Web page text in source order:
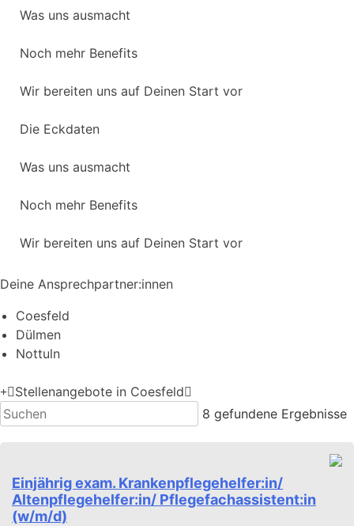
Was uns ausmacht
Noch mehr Benefits
Wir bereiten uns auf Deinen Start vor
Die Eckdaten
Was uns ausmacht
Noch mehr Benefits
Wir bereiten uns auf Deinen Start vor
Deine Ansprechpartner:innen
Coesfeld
Dülmen
Nottuln
Stellenangebote in Coesfeld
8 gefundene Ergebnisse
Einjährig exam. Krankenpflegehelfer:in/
Altenpflegehelfer:in/ Pflegefachassistent:in
(w/m/d)